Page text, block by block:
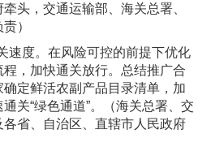
头，交通运输部、海关总署、
）
速度。在风险可控的前提下优化
，加快通关放行。总结推广合
定鲜活农副产品目录清单，加
关“绿色通道”。（海关总署、交
省、自治区、直辖市人民政府